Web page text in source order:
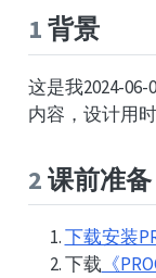
1背景
这是我2024-
内容，设计用
2课前准备
下载安装
下载 《